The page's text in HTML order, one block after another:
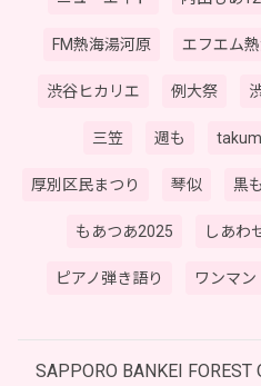
FM熱海湯河原 エフエム
渋谷ヒカリエ 例大祭
三笠 週も
厚別区民まつり 琴似 黒
もあつあ2025 しあわ
ピアノ弾き語り ワンマン
SAPPORO BANKEI FOREST